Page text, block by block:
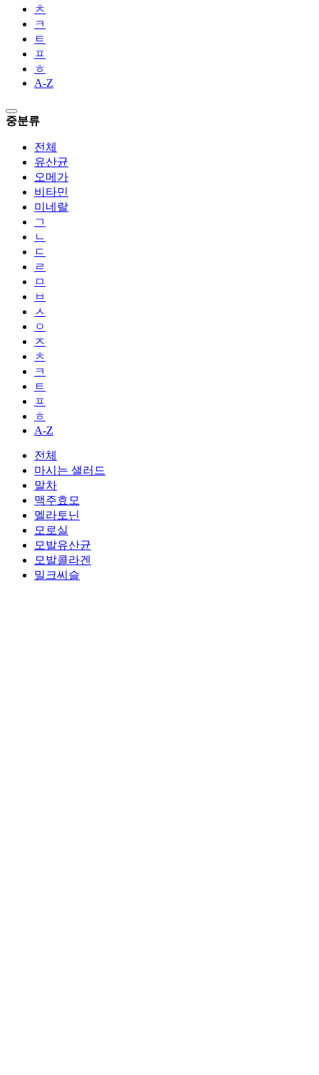
ㅊ
ㅋ
ㅌ
ㅍ
ㅎ
A-Z
중분류
전체
유산균
오메가
비타민
미네랄
ㄱ
ㄴ
ㄷ
ㄹ
ㅁ
ㅂ
ㅅ
ㅇ
ㅈ
ㅊ
ㅋ
ㅌ
ㅍ
ㅎ
A-Z
전체
마시는 샐러드
말차
맥주효모
멜라토닌
모로실
모발유산균
모발콜라겐
밀크씨슬